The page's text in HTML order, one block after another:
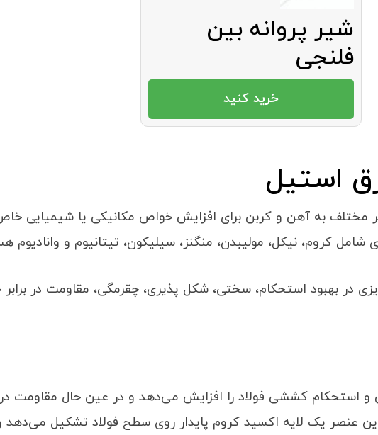
شیر پروانه بین
فلنجی
خرید کنید
استیل
مختلف به آهن و کربن برای افزایش خواص مکانیکی یا شیمیایی
شامل کروم، نیکل، مولیبدن، منگنز، سیلیکون، تیتانیوم و وانادیوم
در بهبود استحکام، سختی، شکل‌ پذیری، چقرمگی، مقاومت در برابر
استحکام کششی فولاد را افزایش می‌دهد و در عین حال مقاومت در
عنصر یک لایه اکسید کروم پایدار روی سطح فولاد تشکیل می‌دهد